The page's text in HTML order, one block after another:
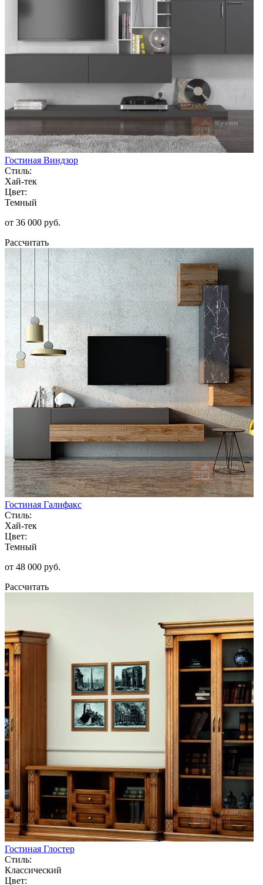
Гостиная Виндзор
Стиль:
Хай-тек
Цвет:
Темный
от 36 000 руб.
Рассчитать
Гостиная Галифакс
Стиль:
Хай-тек
Цвет:
Темный
от 48 000 руб.
Рассчитать
Гостиная Глостер
Стиль:
Классический
Цвет: